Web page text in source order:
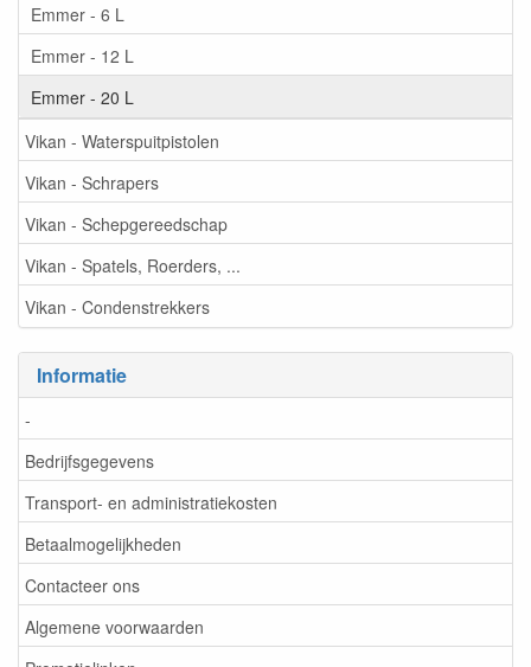
Emmer - 6 L
Emmer - 12 L
Emmer - 20 L
Vikan - Waterspuitpistolen
Vikan - Schrapers
Vikan - Schepgereedschap
Vikan - Spatels, Roerders, ...
Vikan - Condenstrekkers
Informatie
-
Bedrijfsgegevens
Transport- en administratiekosten
Betaalmogelijkheden
Contacteer ons
Algemene voorwaarden